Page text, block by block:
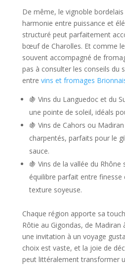
De même, le vignoble
harmonie entre puissance et
structuré peut parfaitement
bœuf de Charolles. Et comme
souvent accompagné de
pas à consulter les conseils du
entre vins et fromages
🍇 Vins du Languedoc et du
une pointe de soleil, idéals
🍇 Vins de Cahors ou
charpentés, parfaits pour le
sauce.
🍇 Vins de la vallée du Rhône
équilibre parfait entre finesse
texture soyeuse.
Chaque région apporte sa
Rôtie au Gigondas, de Madiran
une invitation à un voyage
choix est vaste, et la joie de
peut littéralement transformer